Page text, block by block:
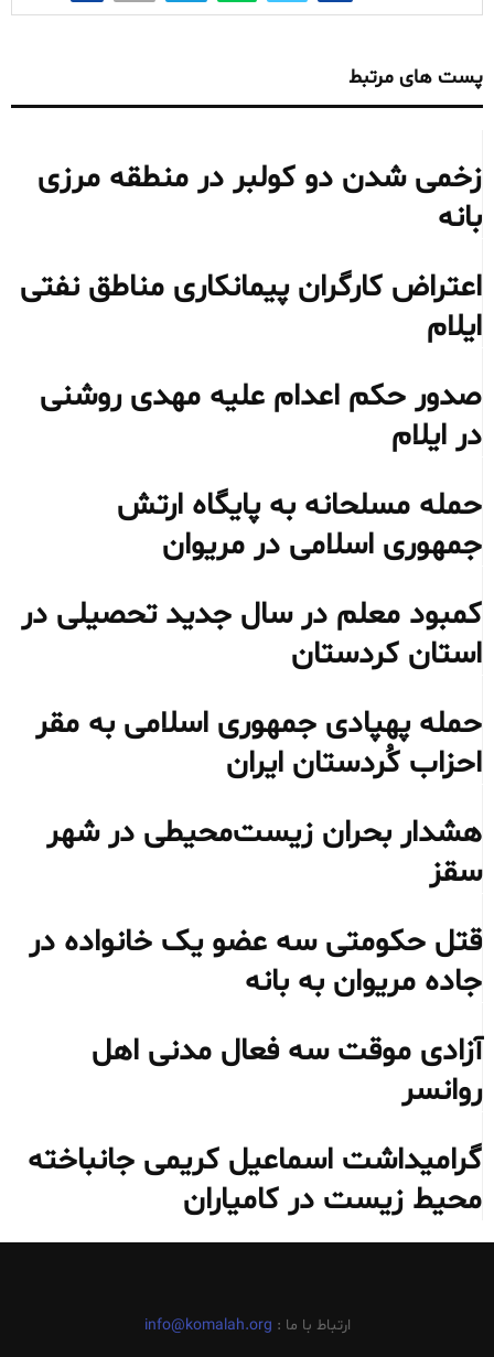
پست های مرتبط
زخمی شدن دو کولبر در منطقه مرزی
بانه
اعتراض کارگران پیمانکاری مناطق نفتی
ایلام
صدور حکم اعدام علیه مهدی روشنی
در ایلام
حمله مسلحانه به پایگاه ارتش
جمهوری اسلامی در مریوان
کمبود معلم در سال جدید تحصیلی در
استان کردستان
حمله پهپادی جمهوری اسلامی به مقر
احزاب کُردستان ایران
هشدار بحران زیست‌محیطی در شهر
سقز
قتل حکومتی سه عضو یک خانواده در
جاده مریوان به بانه
آزادی موقت سه فعال مدنی اهل
روانسر
گرامیداشت اسماعیل کریمی جانباخته
محیط‌ زیست در کامیاران
ارتباط با ما : info@komalah.org